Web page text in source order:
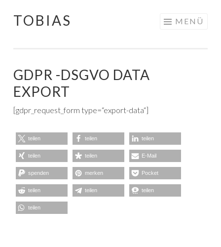
Springe
TOBIAS MENÜ
GDPR -DSGVO DATA
EXPORT
[gdpr_request_form type=“export-data“]
teilen teilen teilen
teilen teilen E-Mail
spenden merken Pocket
teilen teilen teilen
teilen